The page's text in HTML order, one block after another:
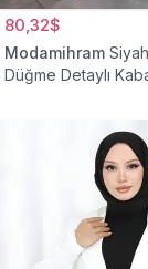
80,32$
Modamihram
Düğme Detaylı